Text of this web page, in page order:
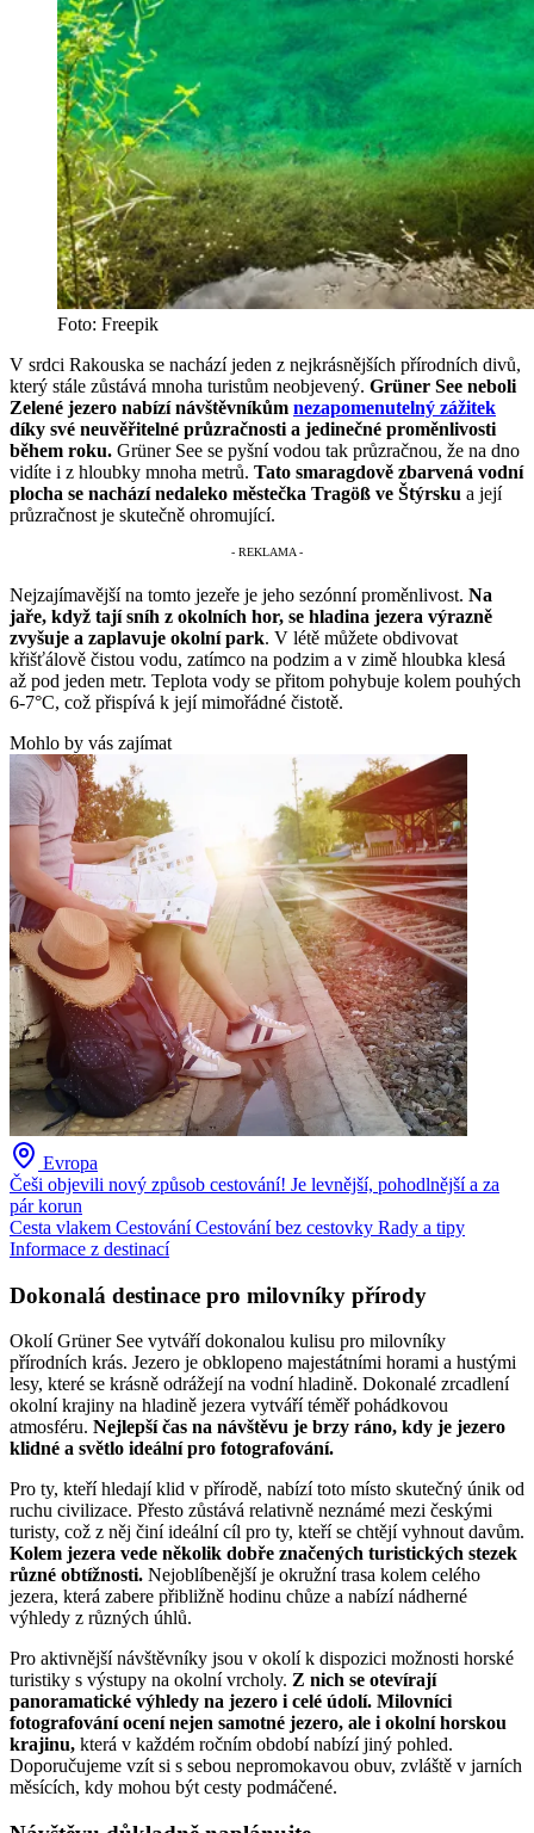
Foto: Freepik
V srdci Rakouska se nachází jeden z nejkrásnějších přírodních divů,
který stále zůstává mnoha turistům neobjevený. Grüner See neboli
Zelené jezero nabízí návštěvníkům nezapomenutelný zážitek
díky své neuvěřitelné průzračnosti a jedinečné proměnlivosti
během roku. Grüner See se pyšní vodou tak průzračnou, že na dno
vidíte i z hloubky mnoha metrů. Tato smaragdově zbarvená vodní
plocha se nachází nedaleko městečka Tragöß ve Štýrsku a její
průzračnost je skutečně ohromující.
Nejzajímavější na tomto jezeře je jeho sezónní proměnlivost. Na
jaře, když tají sníh z okolních hor, se hladina jezera výrazně
zvyšuje a zaplavuje okolní park. V létě můžete obdivovat
křišťálově čistou vodu, zatímco na podzim a v zimě hloubka klesá
až pod jeden metr. Teplota vody se přitom pohybuje kolem pouhých
6-7°C, což přispívá k její mimořádné čistotě.
Mohlo by vás zajímat
Evropa
Češi objevili nový způsob cestování! Je levnější, pohodlnější a za
pár korun
Cesta vlakem CestováníCestování bez cestovky Rady a tipy
Informace z destinací
Dokonalá destinace pro milovníky přírody
Okolí Grüner See vytváří dokonalou kulisu pro milovníky
přírodních krás. Jezero je obklopeno majestátními horami a hustými
lesy, které se krásně odrážejí na vodní hladině. Dokonalé zrcadlení
okolní krajiny na hladině jezera vytváří téměř pohádkovou
atmosféru. Nejlepší čas na návštěvu je brzy ráno, kdy je jezero
klidné a světlo ideální pro fotografování.
Pro ty, kteří hledají klid v přírodě, nabízí toto místo skutečný únik od
ruchu civilizace. Přesto zůstává relativně neznámé mezi českými
turisty, což z něj činí ideální cíl pro ty, kteří se chtějí vyhnout davům.
Kolem jezera vede několik dobře značených turistických stezek
různé obtížnosti. Nejoblíbenější je okružní trasa kolem celého
jezera, která zabere přibližně hodinu chůze a nabízí nádherné
výhledy z různých úhlů.
Pro aktivnější návštěvníky jsou v okolí k dispozici možnosti horské
turistiky s výstupy na okolní vrcholy. Z nich se otevírají
panoramatické výhledy na jezero i celé údolí. Milovníci
fotografování ocení nejen samotné jezero, ale i okolní horskou
krajinu, která v každém ročním období nabízí jiný pohled.
Doporučujeme vzít si s sebou nepromokavou obuv, zvláště v jarních
měsících, kdy mohou být cesty podmáčené.